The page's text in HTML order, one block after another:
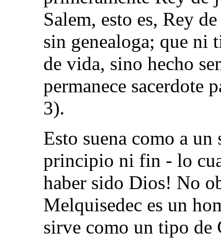
Salem, esto es, Rey
sin genealoga; que
de vida, sino hecho
permanece sacerdote
3).
Esto suena como a
principio ni fin - lo
haber sido Dios! No
Melquisedec es un
sirve como un tipo de